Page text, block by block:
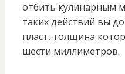
отбить кулинарным
таких действий вы
пласт, толщина
шести миллиметров.